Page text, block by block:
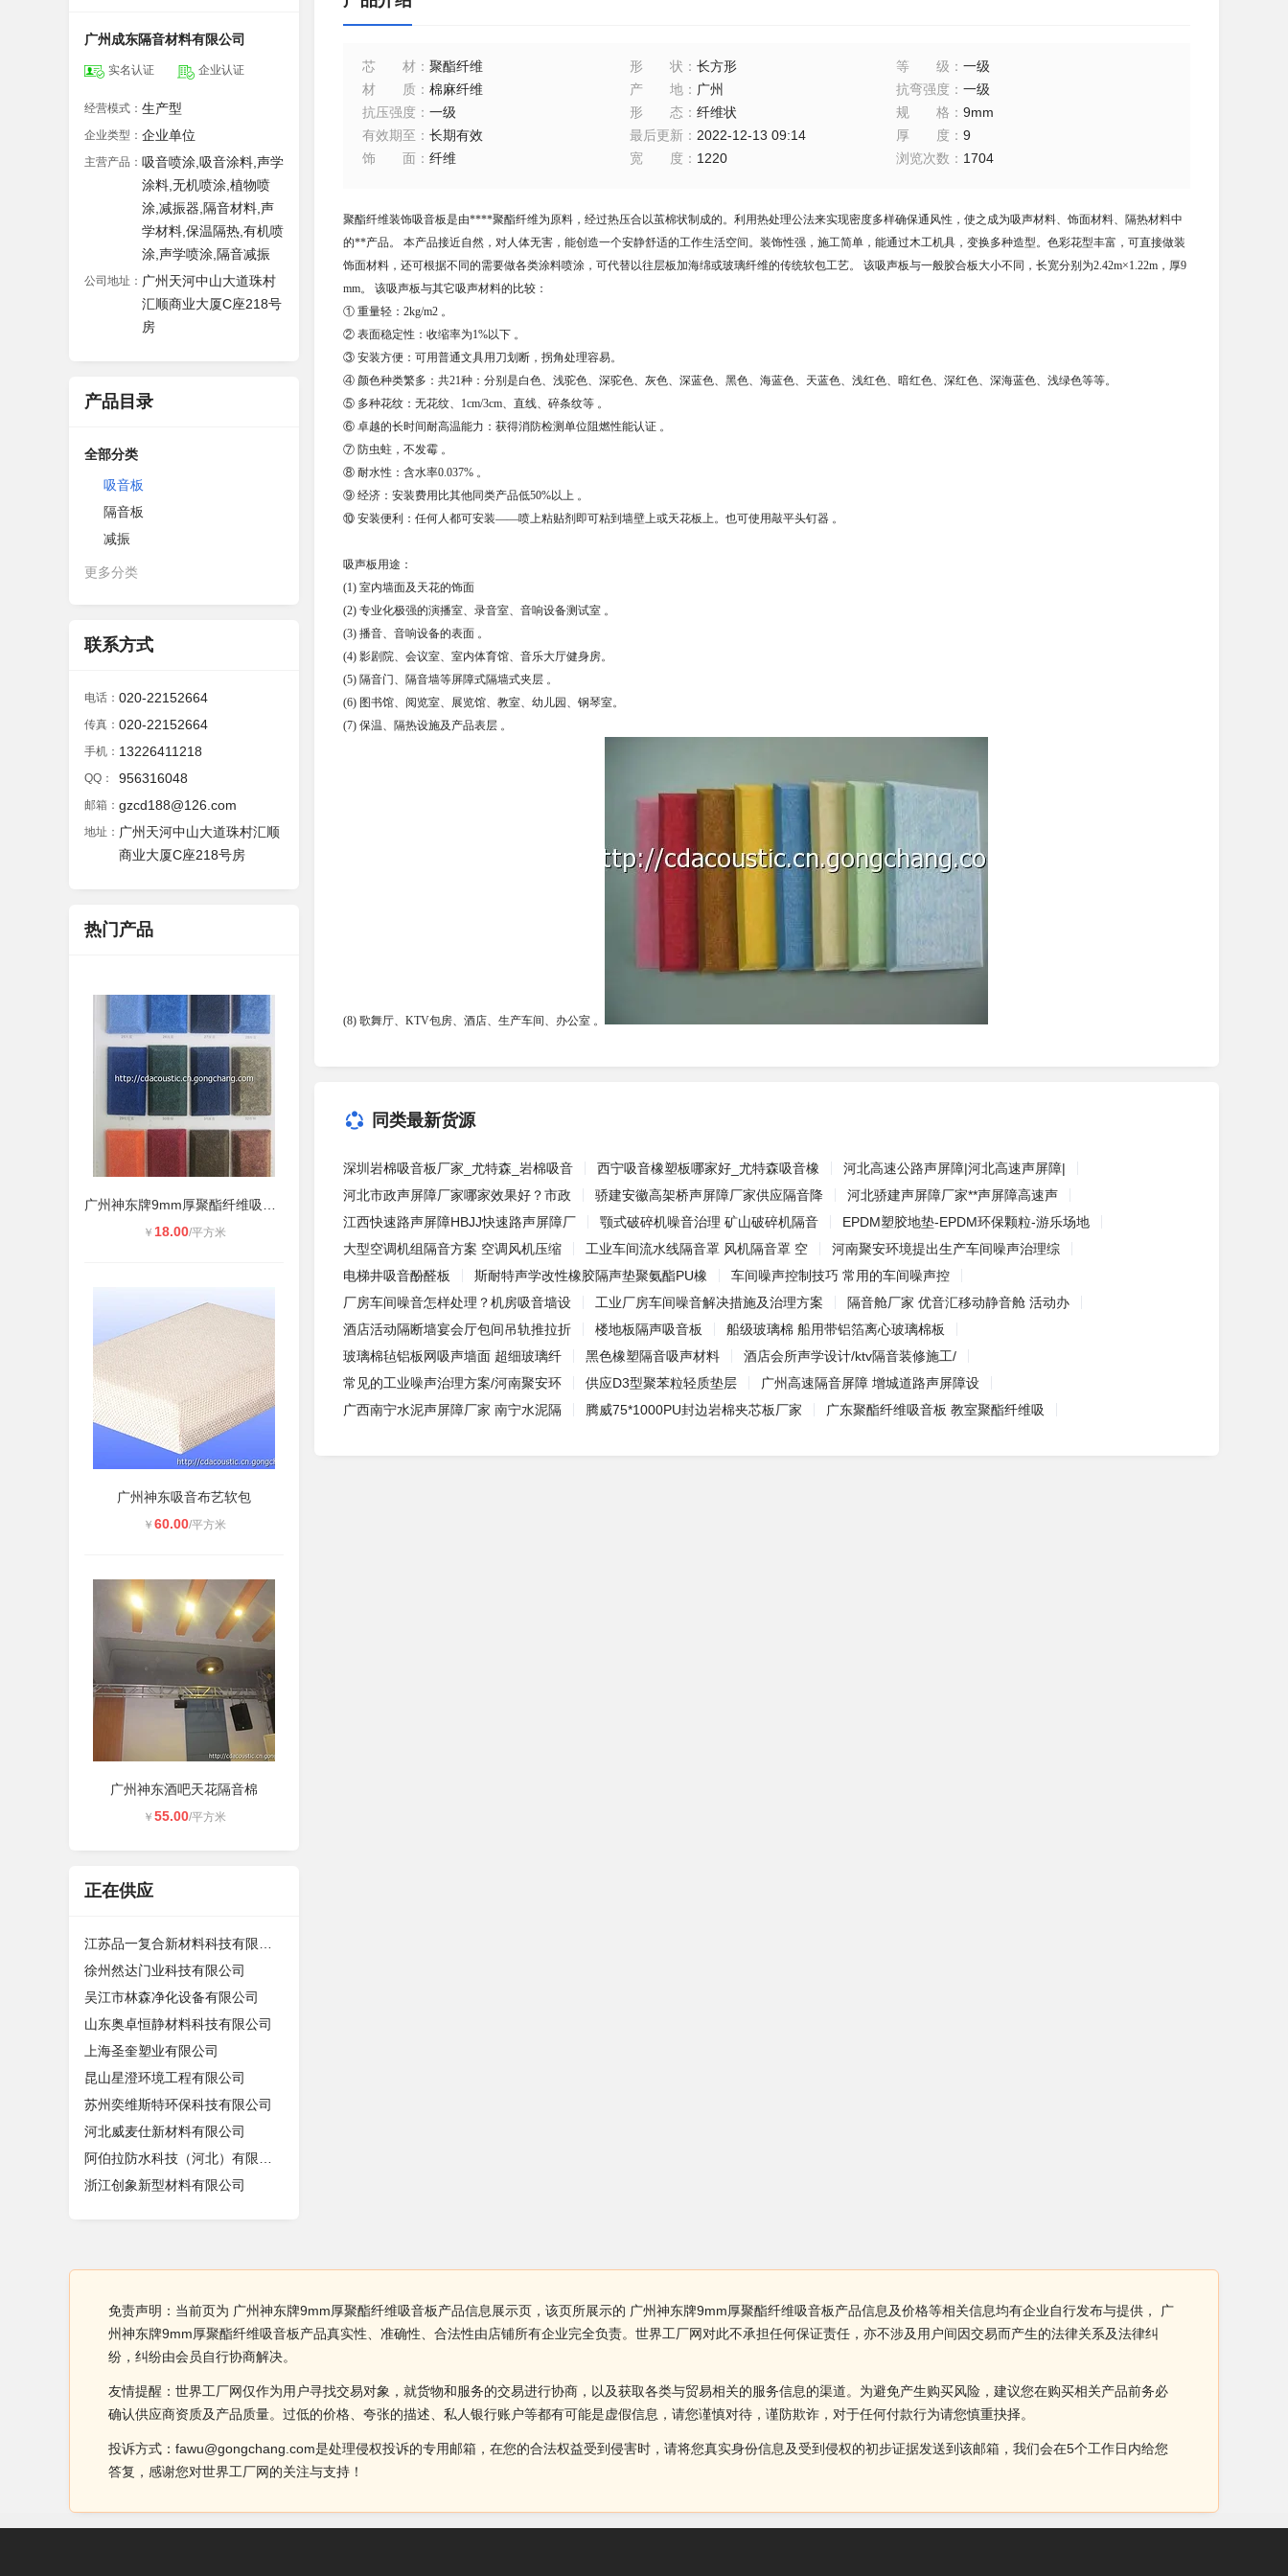
广州成东隔音材料有限公司
实名认证 企业认证
经营模式： 生产型
企业类型： 企业单位
主营产品： 吸音喷涂,吸音涂料,声学
涂料,无机喷涂,植物喷
涂,减振器,隔音材料,声
学材料,保温隔热,有机喷
涂,声学喷涂,隔音减振
公司地址： 广州天河中山大道珠村
汇顺商业大厦C座218号
房
产品目录
全部分类
吸音板
隔音板
减振
更多分类
联系方式
电话： 020-22152664
传真： 020-22152664
手机： 13226411218
QQ： 956316048
邮箱： gzcd188@126.com
地址： 广州天河中山大道珠村汇顺
商业大厦C座218号房
热门产品
￥ 18.00/平方米
广州神东吸音布艺软包
￥ 60.00/平方米
广州神东酒吧天花隔音棉
￥ 55.00/平方米
正在供应
徐州然达门业科技有限公司
吴江市林森净化设备有限公司
山东奥卓恒静材料科技有限公司
上海圣奎塑业有限公司
昆山星澄环境工程有限公司
苏州奕维斯特环保科技有限公司
河北威麦仕新材料有限公司
浙江创象新型材料有限公司
芯材 ： 聚酯纤维 形状 ： 长方形 等级 ：一级
材质 ： 棉麻纤维 产地： 广州 抗弯强度 ：一级
抗压强度 ： 一级 形态： 纤维状 规格 ：9mm
有效期至 ： 长期有效 最后更新： 2022-12-13 09:14 厚度 ：9
饰面 ： 纤维 宽度 ： 1220 浏览次数 ： 1704
聚酯纤维装饰吸音板是由****聚酯纤维为原料，经过热压合以茧棉状制成的。利用热处理公法来实现密度多样确保通风性，使之成为吸声材料、饰面材料、隔热材料中
的**产品。 本产品接近自然，对人体无害，能创造一个安静舒适的工作生活空间。装饰性强，施工简单，能通过木工机具，变换多种造型。色彩花型丰富，可直接做装
饰面材料，还可根据不同的需要做各类涂料喷涂，可代替以往层板加海绵或玻璃纤维的传统软包工艺。 该吸声板与一般胶合板大小不同，长宽分别为2.42m×1.22m，厚9
mm。 该吸声板与其它吸声材料的比较：
① 重量轻：2kg/m2 。
② 表面稳定性：收缩率为1%以下 。
③ 安装方便：可用普通文具用刀划断，拐角处理容易。
④ 颜色种类繁多：共21种：分别是白色、浅驼色、深驼色、灰色、深蓝色、黑色、海蓝色、天蓝色、浅红色、暗红色、深红色、深海蓝色、浅绿色等等。
⑤ 多种花纹：无花纹、1cm/3cm、直线、碎条纹等 。
⑥ 卓越的长时间耐高温能力：获得消防检测单位阻燃性能认证 。
⑦ 防虫蛀，不发霉 。
⑧ 耐水性：含水率0.037% 。
⑨ 经济：安装费用比其他同类产品低50%以上 。
⑩ 安装便利：任何人都可安装——喷上粘贴剂即可粘到墙壁上或天花板上。也可使用敲平头钉器 。
吸声板用途：
(1) 室内墙面及天花的饰面
(2) 专业化极强的演播室、录音室、音响设备测试室 。
(3) 播音、音响设备的表面 。
(4) 影剧院、会议室、室内体育馆、音乐大厅健身房。
(5) 隔音门、隔音墙等屏障式隔墙式夹层 。
(6) 图书馆、阅览室、展览馆、教室、幼儿园、钢琴室。
(7) 保温、隔热设施及产品表层 。
(8) 歌舞厅、KTV包房、酒店、生产车间、办公室 。
同类最新货源
深圳岩棉吸音板厂家_尤特森_岩棉吸音 西宁吸音橡塑板哪家好_尤特森吸音橡
河北高速公路声屏障|河北高速声屏障|
河北市政声屏障厂家哪家效果好？市政
骄建安徽高架桥声屏障厂家供应隔音降
河北骄建声屏障厂家**声屏障高速声
江西快速路声屏障HBJJ快速路声屏障厂
颚式破碎机噪音治理 矿山破碎机隔音
EPDM塑胶地垫-EPDM环保颗粒-游乐场地
大型空调机组隔音方案 空调风机压缩
工业车间流水线隔音罩 风机隔音罩 空
河南聚安环境提出生产车间噪声治理综
电梯井吸音酚醛板
斯耐特声学改性橡胶隔声垫聚氨酯PU橡
车间噪声控制技巧 常用的车间噪声控
厂房车间噪音怎样处理？机房吸音墙设
工业厂房车间噪音解决措施及治理方案
隔音舱厂家 优音汇移动静音舱 活动办
酒店活动隔断墙宴会厅包间吊轨推拉折
楼地板隔声吸音板
船级玻璃棉 船用带铝箔离心玻璃棉板
玻璃棉毡铝板网吸声墙面 超细玻璃纤
黑色橡塑隔音吸声材料
酒店会所声学设计/ktv隔音装修施工/
常见的工业噪声治理方案/河南聚安环
供应D3型聚苯粒轻质垫层
广州高速隔音屏障 增城道路声屏障设
广西南宁水泥声屏障厂家 南宁水泥隔
腾威75*1000PU封边岩棉夹芯板厂家 广东聚酯纤维吸音板 教室聚酯纤维吸
免责声明：当前页为 广州神东牌9mm厚聚酯纤维吸音板产品信息展示页，该页所展示的 广州神东牌9mm厚聚酯纤维吸音板产品信息及价格等相关信息均有企业自行发布与提供， 广
州神东牌9mm厚聚酯纤维吸音板产品真实性、准确性、合法性由店铺所有企业完全负责。世界工厂网对此不承担任何保证责任，亦不涉及用户间因交易而产生的法律关系及法律纠
纷，纠纷由会员自行协商解决。
友情提醒：世界工厂网仅作为用户寻找交易对象，就货物和服务的交易进行协商，以及获取各类与贸易相关的服务信息的渠道。为避免产生购买风险，建议您在购买相关产品前务必
确认供应商资质及产品质量。过低的价格、夸张的描述、私人银行账户等都有可能是虚假信息，请您谨慎对待，谨防欺诈，对于任何付款行为请您慎重抉择。
投诉方式：fawu@gongchang.com是处理侵权投诉的专用邮箱，在您的合法权益受到侵害时，请将您真实身份信息及受到侵权的初步证据发送到该邮箱，我们会在5个工作日内给您
答复，感谢您对世界工厂网的关注与支持！